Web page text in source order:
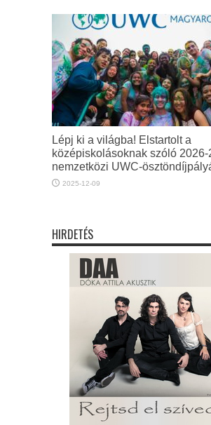
Lépj ki a világba! Elstartolt a
középiskolásoknak szóló
nemzetközi UWC-
2025-12-09
HIRDETÉS